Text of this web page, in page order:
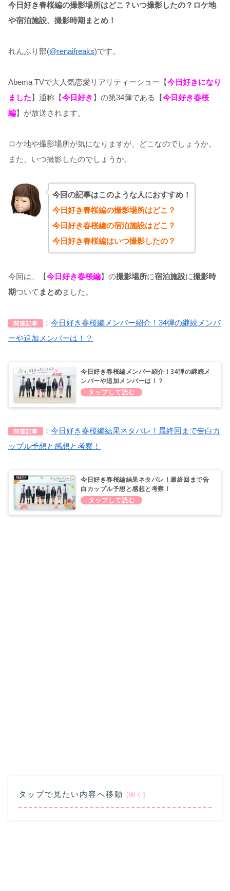
今日好き春桜編の撮影場所はどこ？いつ撮影したの？ロケ地
や宿泊施設、撮影時期まとめ！
れんふり部(@renaifreaks)です。
Abema TVで大人気恋愛リアリティーショー【今日好きになり
ました】通称【今日好き 】の第34弾である【今日好き春桜
編】が放送されます。
ロケ地や撮影場所が気になりますが、どこなのでしょうか。
また、いつ撮影したのでしょうか。
今回の記事はこのような人におすすめ！
今日好き春桜編の撮影場所はどこ？
今日好き春桜編の宿泊施設はどこ？
今日好き春桜編はいつ撮影したの？
今回は、【今日好き春桜編】の撮影場所に宿泊施設に撮影時
期ついて まとめました。
関連記事 ： 今日好き春桜編メンバー紹介！34弾の継続メンバ
ーや追加メンバーは！？
今日好き春桜編メンバー紹介！34弾の継続メ
ンバーや追加メンバーは！？
関連記事 ： 今日好き春桜編結果ネタバレ！最終回まで告白カ
ップル予想と感想と考察！
今日好き春桜編結果ネタバレ！最終回まで告
白カップル予想と感想と考察！
タップで見たい内容へ移動